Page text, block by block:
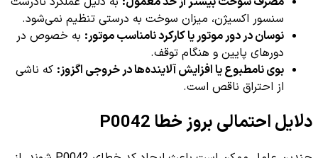
سنسور اکسیژن، میزان سوخت به درستی تنظیم نمی‌شود.
نوسان در دور موتور یا کارکرد نامناسب موتور: به خصوص در
دورهای پایین و هنگام توقف.
بوی نامطبوع یا افزایش آلاینده‌ها در خروجی اگزوز: که ناشی
از احتراق ناقص است.
دلایل احتمالی بروز خطا P0042